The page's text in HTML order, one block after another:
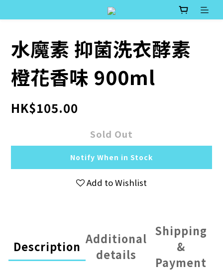
水魔素 抑菌洗衣酵素
橙花香味 900ml
HK$105.00
Sold Out
Notify When in Stock
Add to Wishlist
Description
Additional
details
Shipping
&
Payment